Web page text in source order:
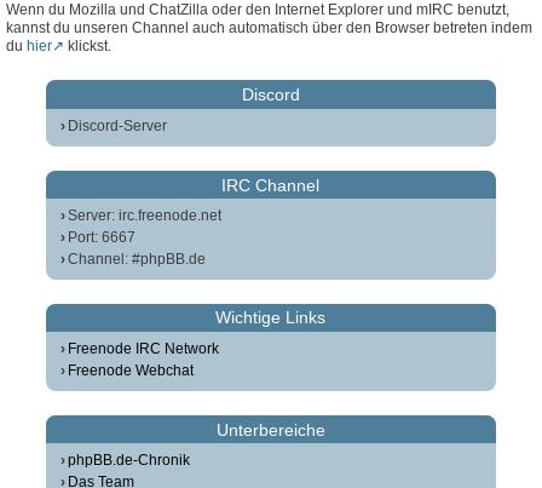
Wenn du Mozilla und ChatZilla oder den Internet Explorer und mIRC benutzt,
kannst du unseren Channel auch automatisch über den Browser betreten indem
du hier klickst.
Discord
Discord-Server
IRC Channel
Server: irc.freenode.net
Port: 6667
Channel: #phpBB.de
Wichtige Links
Freenode IRC Network
Freenode Webchat
Unterbereiche
phpBB.de-Chronik
Das Team